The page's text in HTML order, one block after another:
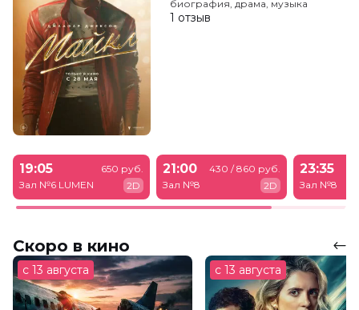
биография, драма, музыка
1 отзыв
19:05
Зал №6 LUMEN
650 руб.
2D
21:00
Зал №8
430 / 860 руб.
2D
23:35
Зал №8
Скоро в кино
с 13 августа с 13 августа